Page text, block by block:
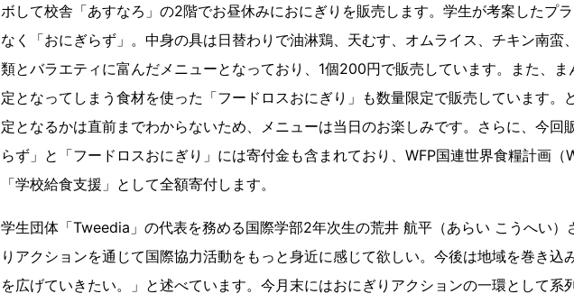
ボして校舎「あすなろ」の2階でお昼休みにおにぎりを販売します。学生が考案したプ
なく「おにぎらず」。中身の具は日替わりで油淋鶏、天むす、オムライス、チキン南蛮
類とバラエティに富んだメニューとなっており、1個200円で販売しています。また、ま
定となってしまう食材を使った「フードロスおにぎり」も数量限定で販売しています。
定となるかは直前までわからないため、メニューは当日のお楽しみです。さらに、今回
らず」と「フードロスおにぎり」には寄付金も含まれており、WFP国連世界食糧計画（
「学校給食支援」として全額寄付します。
学生団体「Tweedia」の代表を務める国際学部2年次生の荒井 航平（あらい こうへい）
りアクションを通じて国際協力活動をもっと身近に感じて欲しい。今後は地域を巻き込
を広げていきたい。」と述べています。今月末にはおにぎりアクションの一環として系